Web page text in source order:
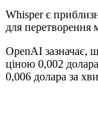
Whisper є
для перетворення
OpenAI зазначає,
ціною 0,002
0,006 долара за